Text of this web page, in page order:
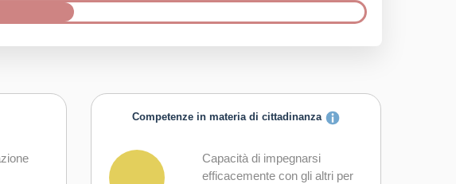
Competenze in materia di cittadinanza
Capacità di impegnarsi
efficacemente con gli altri per